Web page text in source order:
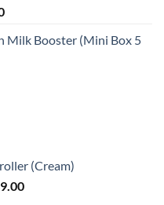
Current
is:Milk Booster (Mini Box 5
(Cream)
Current